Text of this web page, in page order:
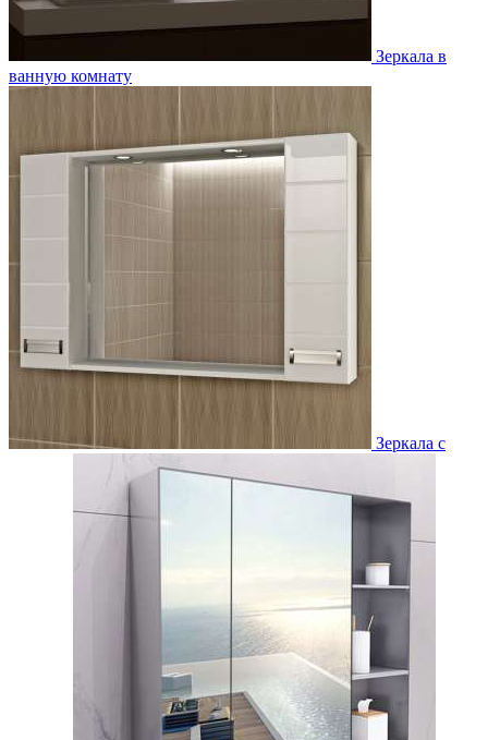
Зеркала в
ванную комнату
Зеркала с